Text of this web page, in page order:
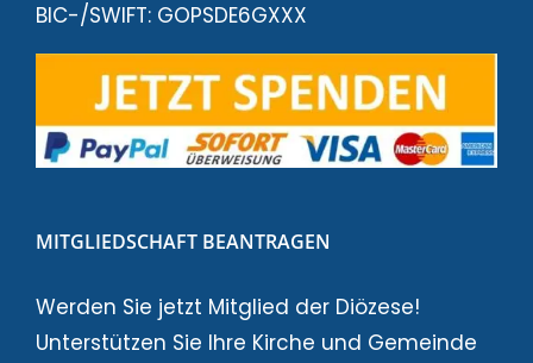
BIC-/SWIFT: GOPSDE6GXXX
MITGLIEDSCHAFT BEANTRAGEN
Werden Sie jetzt Mitglied der Diözese!
Unterstützen Sie Ihre Kirche und Gemeinde